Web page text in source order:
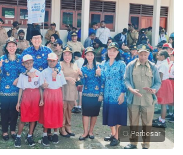
Perbesar